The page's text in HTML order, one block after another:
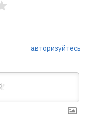
авторизуйтесь